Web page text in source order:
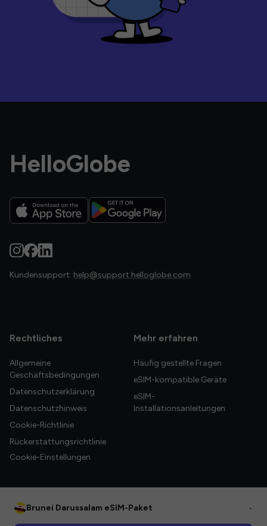
HelloGlobe
Kundensupport: help@support.helloglobe.com
Rechtliches
Allgemeine
Geschäftsbedingungen
Datenschutzerklärung
Datenschutzhinweis
Cookie-Richtlinie
Rückerstattungsrichtlinie
Cookie-Einstellungen
Mehr erfahren
Häufig gestellte Fragen
eSIM-kompatible Geräte
eSIM-
Installationsanleitungen
Brunei Darussalam eSIM-Paket •